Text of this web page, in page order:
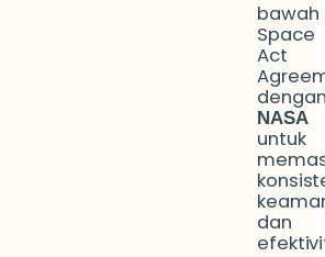
bawah
Space
Act
NASA
untuk
dan